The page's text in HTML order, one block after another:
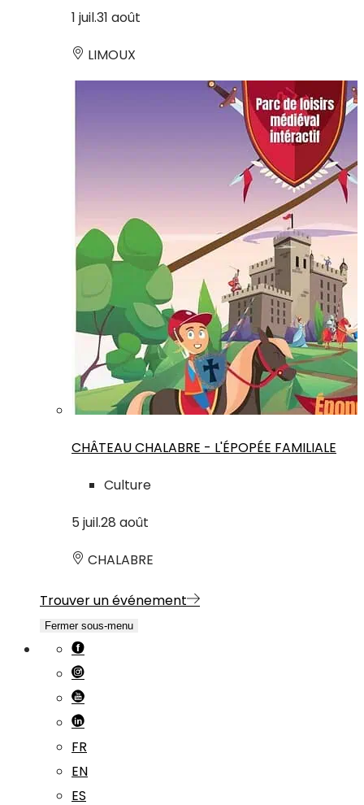
1 juil.31 août
LIMOUX
CHÂTEAU CHALABRE - L'ÉPOPÉE FAMILIALE
Culture
5 juil.28 août
CHALABRE
Trouver un événement
Fermer sous-menu
FR
EN
ES